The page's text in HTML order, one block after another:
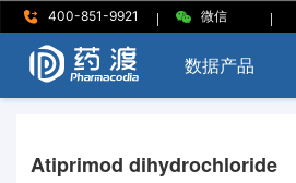
400-851-9921 | 微信 |
数据产品
Atiprimod dihydrochloride